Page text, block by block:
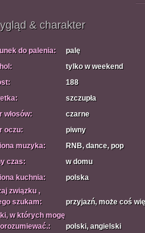
& charakter
do palenia:
palę
tylko w weekend
188
szczupła
włosów:
czarne
oczu:
piwny
muzyka:
RNB, dance, pop
czas:
w domu
kuchnia:
polska
związku ,
szukam:
przyjazń, może coś
w których mogę
polski, angielski